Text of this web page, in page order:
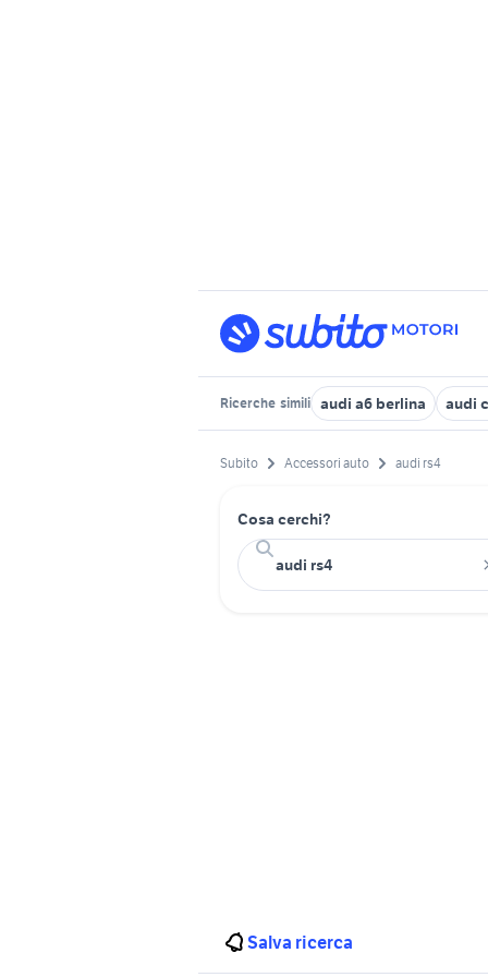
Ricerche simili audi a6 berlina audi
Subito Accessori auto audi rs4
Cosa cerchi?
Salva ricerca